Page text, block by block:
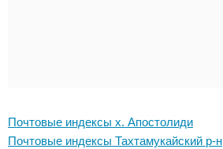
Почтовые индексы х. Апостолиди
Почтовые индексы Тахтамукайский р-н